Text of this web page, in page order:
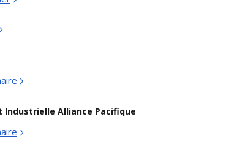
Industrielle Alliance Pacifique